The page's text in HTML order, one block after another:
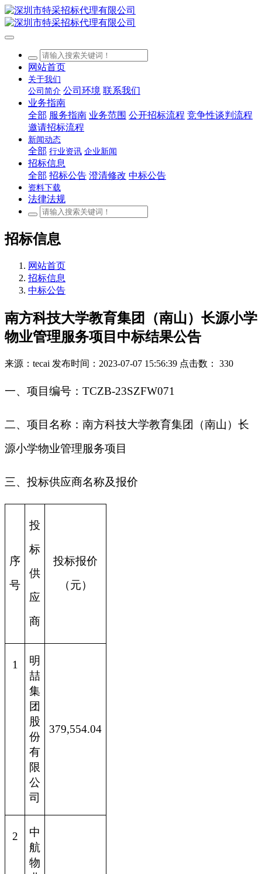
网站首页
关于我们
公司简介 公司环境 联系我们
业务指南
全部 服务指南 业务范围 公开招标流程 竞争性谈判流程
邀请招标流程
新闻动态
全部 行业资讯 企业新闻
招标信息
全部 招标公告 澄清修改 中标公告
资料下载
法律法规
招标信息
网站首页
招标信息
中标公告
南方科技大学教育集团（南山）长源小学
物业管理服务项目中标结果公告
来源：tecai 发布时间：2023-07-07 15:56:39 点击数： 330
一、项目编号：TCZB-23SZFW071
二、项目名称：南方科技大学教育集团（南山）长
源小学物业管理服务项目
三、投标供应商名称及报价
序
号
投
标
供
应
商
投标报价
（元）
1
明
喆
集
团
股
份
有
限
公
司
379,554.04
2
中
航
物